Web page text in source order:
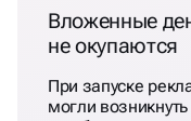
Вложенные
не окупаются
При запуске
могли